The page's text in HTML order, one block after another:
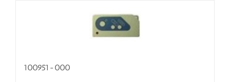
100951-000